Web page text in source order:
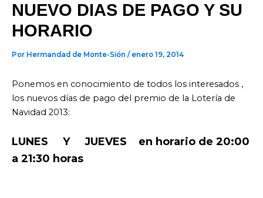
NUEVO DIAS DE PAGO Y SU
HORARIO
Por Hermandad de Monte-Sión / enero 19, 2014
Ponemos en conocimiento de todos los interesados ,
los nuevos días de pago del premio de la Lotería de
Navidad 2013:
LUNES Y JUEVES en horario de 20:00
a 21:30 horas